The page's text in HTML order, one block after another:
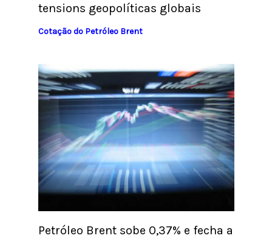
tensions geopolíticas globais
Cotação do Petróleo Brent
Petróleo Brent sobe 0,37% e fecha a